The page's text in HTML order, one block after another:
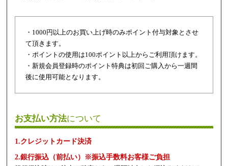
・1000円以上のお買い上げ時のみポイント付与対象とさせ
て頂きます。
・ポイントの使用は100ポイント以上からご利用頂けます。
・新規会員登録時のポイント特典は初回ご購入から一週間
後に使用可能となります。
お支払い方法について
1.クレジットカード決済
2.銀行振込（前払い）※振込手数料お客様ご負担